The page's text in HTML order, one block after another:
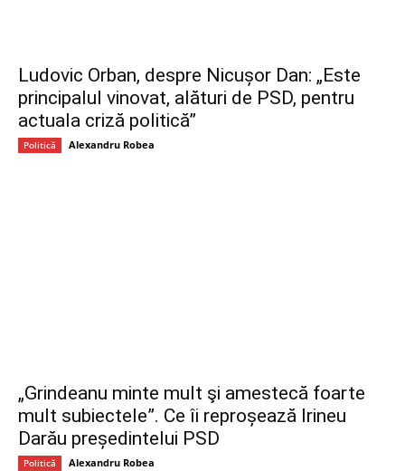
Ludovic Orban, despre Nicușor Dan: „Este
principalul vinovat, alături de PSD, pentru
actuala criză politică”
Politică Alexandru Robea
„Grindeanu minte mult şi amestecă foarte
mult subiectele”. Ce îi reproșează Irineu
Darău președintelui PSD
Politică Alexandru Robea